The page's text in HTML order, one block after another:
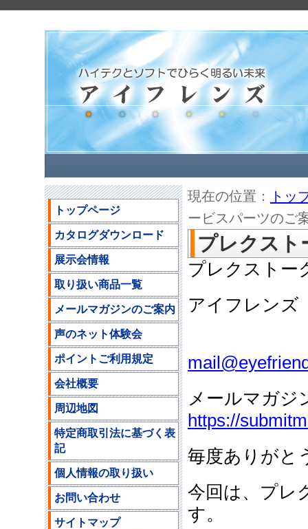
現在の位置：
トッ
ービスパーツのご
プレクス
プレクスト
アイフレン
メールマガジ
https://
毎度ありがと
今回は、プレ
す。
トップページ
カタログダウンロード
展示会情報
取り扱い商品一覧
メールマガジンのご案内
声のネット体験会
ポイントご利用規定
会社概要
周辺地図
特定商取引法に基づく表
記
個人情報の取り扱い
お問い合わせ
サイトマップ